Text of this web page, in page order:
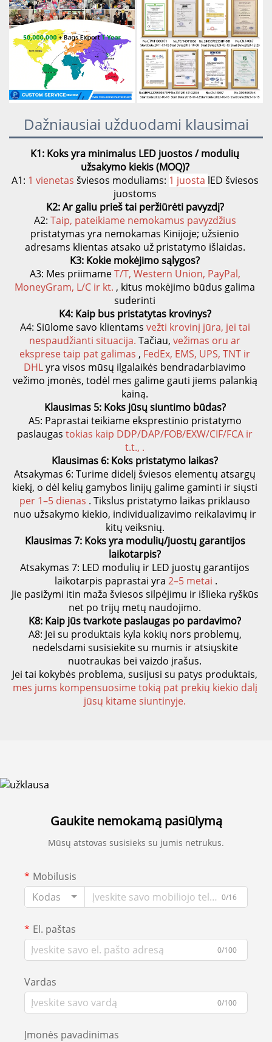
Dažniausiai užduodami klausimai
K1: Koks yra minimalus LED juostos / modulių
užsakymo kiekis (MOQ)?
A1: 1 vienetas šviesos moduliams: 1 juosta lED šviesos
juostoms
K2: Ar galiu prieš tai peržiūrėti pavyzdį?
A2:
pristatymas yra nemokamas Kinijoje; užsienio
adresams klientas atsako už pristatymo išlaidas.
K3: Kokie mokėjimo sąlygos?
A3: Mes priimame T/T, Western Union, PayPal,
MoneyGram, L/C ir kt. , kitus mokėjimo būdus galima
suderinti
K4: Kaip bus pristatytas krovinys?
A4: Siūlome savo klientams vežti krovinį jūra, jei tai
nespaudžianti situacija. Tačiau, vežimas oru ar
eksprese taip pat galimas , FedEx, EMS, UPS, TNT ir
DHL yra visos mūsų ilgalaikės bendradarbiavimo
vežimo įmonės, todėl mes galime gauti jiems palankią
kainą.
Klausimas 5: Koks jūsų siuntimo būdas?
A5: Paprastai teikiame eksprestinio pristatymo
paslaugas tokias kaip DDP/DAP/FOB/EXW/CIF/FCA ir
t.t., .
Klausimas 6: Koks pristatymo laikas?
Atsakymas 6: Turime didelį šviesos elementų atsargų
per 1–5 dienas . Tikslus pristatymo laikas priklauso
nuo užsakymo kiekio, individualizavimo reikalavimų ir
kitų veiksnių.
Klausimas 7: Koks yra modulių/juostų garantijos
laikotarpis?
Atsakymas 7: LED modulių ir LED juostų garantijos
laikotarpis paprastai yra 2–5 metai .
Jie pasižymi itin maža šviesos silpėjimu ir išlieka ryškūs
net po trijų metų naudojimo.
K8: Kaip jūs tvarkote paslaugas po pardavimo?
A8: Jei su produktais kyla kokių nors problemų,
nedelsdami susisiekite su mumis ir atsiųskite
nuotraukas bei vaizdo įrašus.
mes jums kompensuosime tokią pat prekių kiekio dalį
jūsų kitame siuntinyje.
Gaukite nemokamą pasiūlymą
Mūsų atstovas susisieks su jumis netrukus.
Mobilusis
Kodas
0/16
El. paštas
0/100
Vardas
0/100
Įmonės pavadinimas